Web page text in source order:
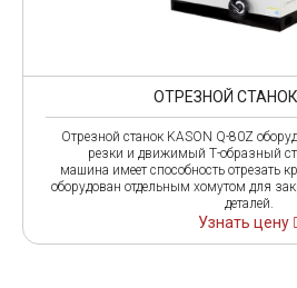
ОТРЕЗНОЙ СТАНОК
Отрезной станок KASON Q-80Z
резки и движимый Т-образный
машина имеет способность отрезать
оборудован отдельным хомутом для
деталей.
Узнать цену